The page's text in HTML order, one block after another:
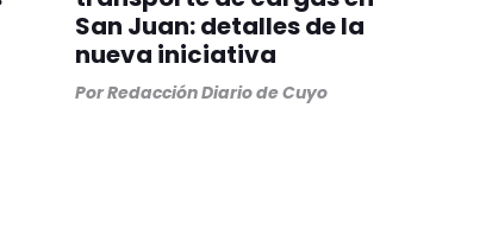
San Juan: detalles de la
nueva iniciativa
PorRedacción Diario de Cuyo